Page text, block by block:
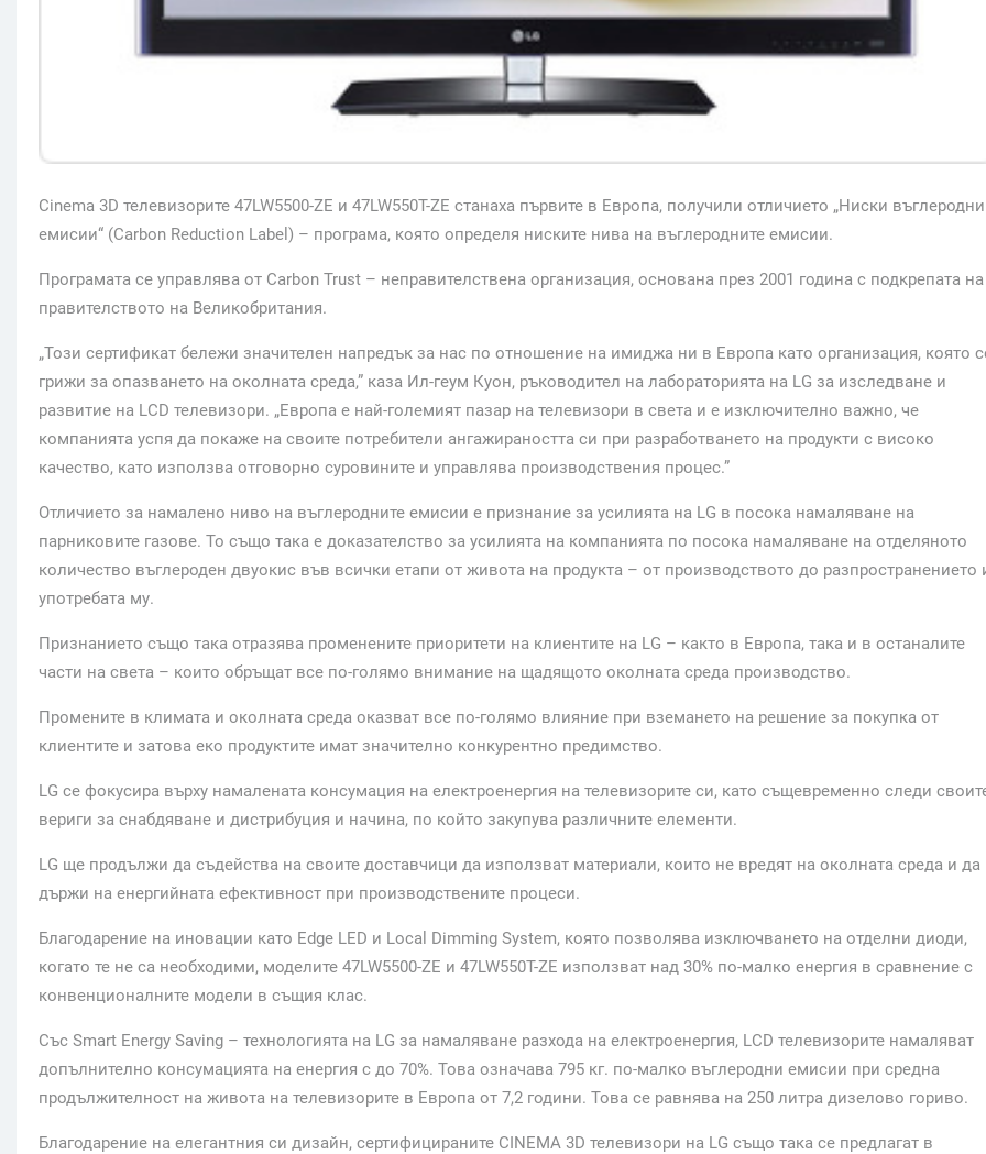
Cinema 3D телевизорите 47LW5500-ZE и 47LW550T-ZE станаха първите в Европа, получили отличието „Ниски въглеродни
емисии“ (Carbon Reduction Label) – програма, която определя ниските нива на въглеродните емисии.
Програмата се управлява от Carbon Trust – неправителствена организация, основана през 2001 година с подкрепата на
правителството на Великобритания.
„Този сертификат бележи значителен напредък за нас по отношение на имиджа ни в Европа като организация, която
грижи за опазването на околната среда,” каза Ил-геум Куон, ръководител на лабораторията на LG за изследване и
развитие на LCD телевизори. „Европа е най-големият пазар на телевизори в света и е изключително важно, че
компанията успя да покаже на своите потребители ангажираността си при разработването на продукти с високо
качество, като използва отговорно суровините и управлява производствения процес.”
Отличието за намалено ниво на въглеродните емисии е признание за усилията на LG в посока намаляване на
парниковите газове. То също така е доказателство за усилията на компанията по посока намаляване на отделяното
количество въглероден двуокис във всички етапи от живота на продукта – от производството до разпространението
употребата му.
Признанието също така отразява променените приоритети на клиентите на LG – както в Европа, така и в останалите
части на света – които обръщат все по-голямо внимание на щадящото околната среда производство.
Промените в климата и околната среда оказват все по-голямо влияние при вземането на решение за покупка от
клиентите и затова еко продуктите имат значително конкурентно предимство.
LG се фокусира върху намалената консумация на електроенергия на телевизорите си, като същевременно следи
вериги за снабдяване и дистрибуция и начина, по който закупува различните елементи.
LG ще продължи да съдейства на своите доставчици да използват материали, които не вредят на околната среда и да
държи на енергийната ефективност при производствените процеси.
Благодарение на иновации като Edge LED и Local Dimming System, която позволява изключването на отделни диоди,
когато те не са необходими, моделите 47LW5500-ZE и 47LW550T-ZE използват над 30% по-малко енергия в сравнение с
конвенционалните модели в същия клас.
Със Smart Energy Saving – технологията на LG за намаляване разхода на електроенергия, LCD телевизорите намаляват
допълнително консумацията на енергия с до 70%. Това означава 795 кг. по-малко въглеродни емисии при средна
продължителност на живота на телевизорите в Европа от 7,2 години. Това се равнява на 250 литра дизелово гориво.
Благодарение на елегантния си дизайн, сертифицираните CINEMA 3D телевизори на LG също така се предлагат в